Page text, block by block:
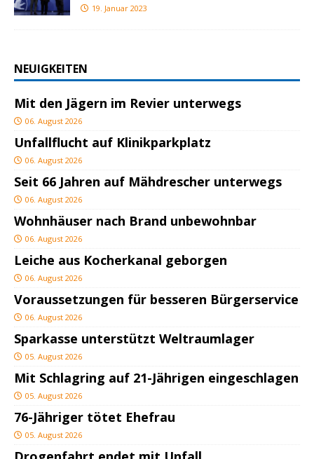
19. Januar 2023
NEUIGKEITEN
Mit den Jägern im Revier unterwegs
06. August 2026
Unfallflucht auf Klinikparkplatz
06. August 2026
Seit 66 Jahren auf Mähdrescher unterwegs
06. August 2026
Wohnhäuser nach Brand unbewohnbar
06. August 2026
Leiche aus Kocherkanal geborgen
06. August 2026
Voraussetzungen für besseren Bürgerservice
06. August 2026
Sparkasse unterstützt Weltraumlager
05. August 2026
Mit Schlagring auf 21-Jährigen eingeschlagen
05. August 2026
76-Jähriger tötet Ehefrau
05. August 2026